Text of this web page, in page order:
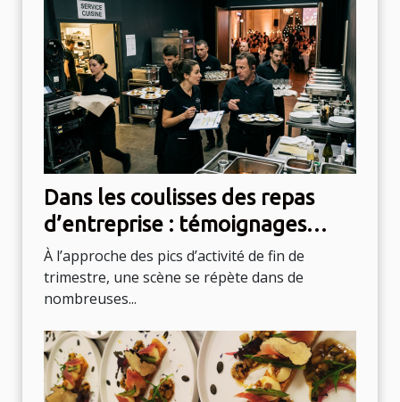
Dans les coulisses des repas
d’entreprise : témoignages
d’organisateurs débordés
À l’approche des pics d’activité de fin de
trimestre, une scène se répète dans de
nombreuses...